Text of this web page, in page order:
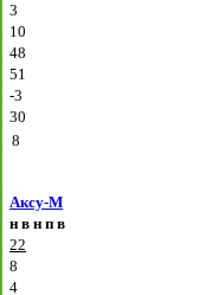
3
10
48
51
-3
30
8
Аксу-М
н в н п в
22
8
4